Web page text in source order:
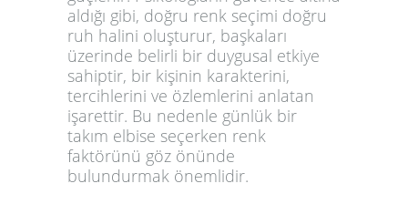
aldığı gibi, doğru renk seçimi doğru
ruh halini oluşturur, başkaları
üzerinde belirli bir duygusal etkiye
sahiptir, bir kişinin karakterini,
tercihlerini ve özlemlerini anlatan
işarettir. Bu nedenle günlük bir
takım elbise seçerken renk
faktörünü göz önünde
bulundurmak önemlidir.